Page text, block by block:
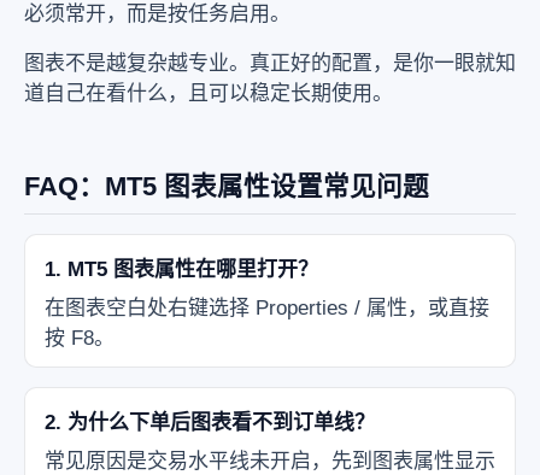
必须常开，而是按任务启用。
图表不是越复杂越专业。真正好的配置，是你一眼就知
道自己在看什么，且可以稳定长期使用。
FAQ：MT5 图表属性设置常见问题
1. MT5 图表属性在哪里打开？
在图表空白处右键选择 Properties / 属性，或直接
按 F8。
2. 为什么下单后图表看不到订单线？
常见原因是交易水平线未开启，先到图表属性显示